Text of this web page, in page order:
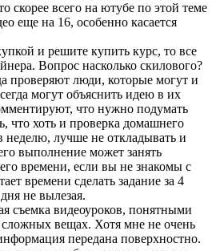
скорее всего на ютубе по этой теме
еще на 16, особенно касается
и решите купить курс, то все
Вопрос насколько скилового?
проверяют люди, которые могут и
могут объяснить идею в их
что нужно подумать
что хоть и проверка домашнего
неделю, лучше не откладывать и
выполнение может занять
времени, если вы не знакомы с
времени сделать задание за 4
не вылезая.
съемка видеоуроков, понятными
вещах. Хотя мне не очень
передана поверхностно.